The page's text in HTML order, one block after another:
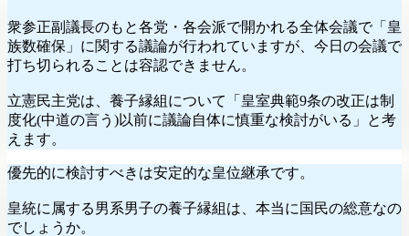
衆参正副議長のもと各党・各会派で開かれる全体会議で「皇
族数確保」に関する議論が行われていますが、今日の会議で
打ち切られることは容認できません。
立憲民主党は、養子縁組について「皇室典範9条の改正は制
度化(中道の言う)以前に議論自体に慎重な検討がいる」と考
えます。
優先的に検討すべきは安定的な皇位継承です。
皇統に属する男系男子の養子縁組は、本当に国民の総意なの
でしょうか。